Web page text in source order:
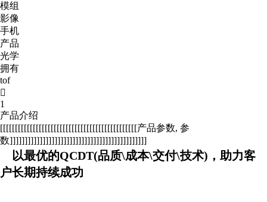
模组
影像
手机
产品
光学
拥有
tof

1
产品介绍
[[[[[[[[[[[[[[[[[[[[[[[[[[[[[[[[[[[[[[[[[[[[[[产品参数, 参
数]]]]]]]]]]]]]]]]]]]]]]]]]]]]]]]]]]]]]]]]]]]]]]
以最优的QCDT(品质\成本\交付\技术)，助力客
户长期持续成功